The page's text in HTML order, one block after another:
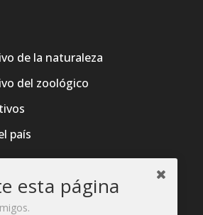
de la naturaleza
del zoológico
país
estancias y viajes, y
esta página